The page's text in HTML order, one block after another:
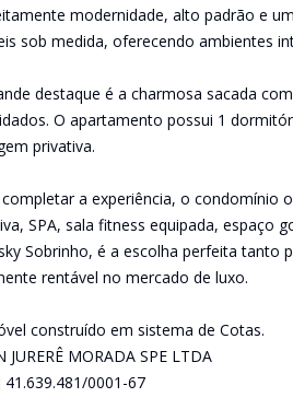
modernidade, alto padrão e
sob medida, oferecendo ambientes
destaque é a charmosa sacada
O apartamento possui 1
privativa.
completar a experiência, o condomínio
SPA, sala fitness equipada, espaço
Sobrinho, é a escolha perfeita tanto
rentável no mercado de luxo.
construído em sistema de Cotas.
JURERÊ MORADA SPE LTDA
41.639.481/0001-67